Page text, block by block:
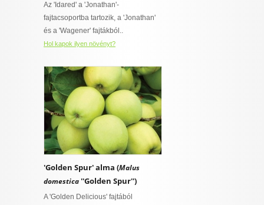
Az 'Idared' a 'Jonathan'-
fajtacsoportba tartozik, a 'Jonathan'
és a 'Wagener' fajtákból..
Hol kapok ilyen növényt?
'Golden Spur' alma (Malus
domestica''Golden Spur'')
A 'Golden Delicious' fajtából